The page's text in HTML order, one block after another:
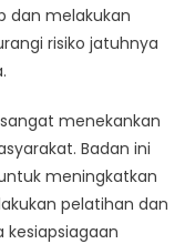
dan melakukan
risiko jatuhnya
menekankan
Badan ini
meningkatkan
pelatihan dan